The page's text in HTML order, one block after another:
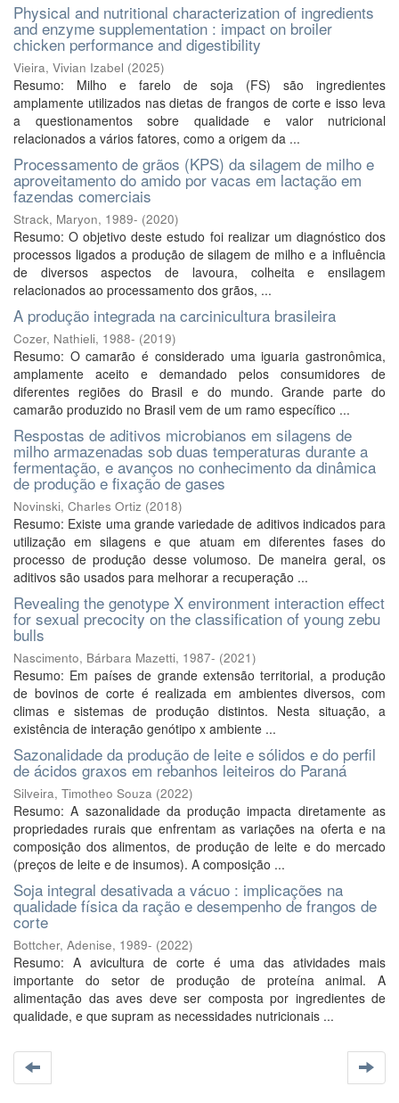
Physical and nutritional characterization of ingredients
and enzyme supplementation : impact on broiler
chicken performance and digestibility
Vieira, Vivian Izabel (2025)
Resumo: Milho e farelo de soja (FS) são ingredientes
amplamente utilizados nas dietas de frangos de corte e isso leva
a questionamentos sobre qualidade e valor nutricional
relacionados a vários fatores, como a origem da ...
Processamento de grãos (KPS) da silagem de milho e
aproveitamento do amido por vacas em lactação em
fazendas comerciais
Strack, Maryon, 1989- (2020)
Resumo: O objetivo deste estudo foi realizar um diagnóstico dos
processos ligados a produção de silagem de milho e a influência
de diversos aspectos de lavoura, colheita e ensilagem
relacionados ao processamento dos grãos, ...
A produção integrada na carcinicultura brasileira
Cozer, Nathieli, 1988- (2019)
Resumo: O camarão é considerado uma iguaria gastronômica,
amplamente aceito e demandado pelos consumidores de
diferentes regiões do Brasil e do mundo. Grande parte do
camarão produzido no Brasil vem de um ramo específico ...
Respostas de aditivos microbianos em silagens de
milho armazenadas sob duas temperaturas durante a
fermentação, e avanços no conhecimento da dinâmica
de produção e fixação de gases
Novinski, Charles Ortiz (2018)
Resumo: Existe uma grande variedade de aditivos indicados para
utilização em silagens e que atuam em diferentes fases do
processo de produção desse volumoso. De maneira geral, os
aditivos são usados para melhorar a recuperação ...
Revealing the genotype X environment interaction effect
for sexual precocity on the classification of young zebu
bulls
Nascimento, Bárbara Mazetti, 1987- (2021)
Resumo: Em países de grande extensão territorial, a produção
de bovinos de corte é realizada em ambientes diversos, com
climas e sistemas de produção distintos. Nesta situação, a
existência de interação genótipo x ambiente ...
Sazonalidade da produção de leite e sólidos e do perfil
de ácidos graxos em rebanhos leiteiros do Paraná
Silveira, Timotheo Souza (2022)
Resumo: A sazonalidade da produção impacta diretamente as
propriedades rurais que enfrentam as variações na oferta e na
composição dos alimentos, de produção de leite e do mercado
(preços de leite e de insumos). A composição ...
Soja integral desativada a vácuo : implicações na
qualidade física da ração e desempenho de frangos de
corte
Bottcher, Adenise, 1989- (2022)
Resumo: A avicultura de corte é uma das atividades mais
importante do setor de produção de proteína animal. A
alimentação das aves deve ser composta por ingredientes de
qualidade, e que supram as necessidades nutricionais ...